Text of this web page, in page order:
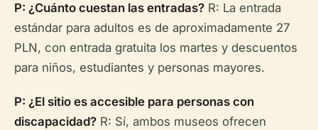
P: ¿Cuánto cuestan las entradas? R: La entrada
estándar para adultos es de aproximadamente 27
PLN, con entrada gratuita los martes y descuentos
para niños, estudiantes y personas mayores.
P: ¿El sitio es accesible para personas con
discapacidad? R: Sí, ambos museos ofrecen